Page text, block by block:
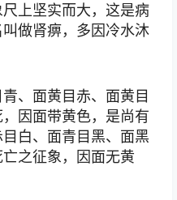
上坚实而大，这是病
做肾痹，多因冷水沐
、面黄目赤、面黄目
因面带黄色，是尚有
白、面青目黑、面黑
之征象，因面无黄